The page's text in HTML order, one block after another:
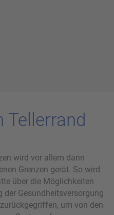
Tel­ler­rand
wird vor allem dann
Grenzen gerät. So wird
über die Möglichkeiten
der Gesundheitsversorgung
um von den